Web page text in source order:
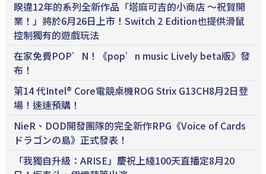
睽違12年的系列全新作品「塔麻可吉的小商店 ～祝賀開
業！」將於6月26日上市！Switch 2 Edition也提供滑鼠
控制獨有的遊戲玩法
在家免費POP’N！《pop’n music Lively beta版》發
布！
第14 代Intel® Core電競桌機ROG Strix G13CH8月2日登
場！速速預購！
NieR、DOD開發團隊的完全新作RPG《Voice of Cards
ドラゴンの島》正式發表！
「我獨自升級：ARISE」慶祝上綫100天直播定8月20